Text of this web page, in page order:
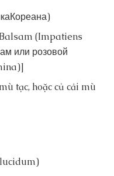
(Impatiens
или розовой
tạc, hoặc củ cải mù